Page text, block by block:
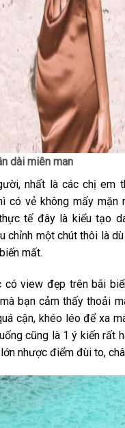
dài miên man
nhất là các chị em
có vẻ không mấy mặn
tế đây là kiểu tạo
chỉnh một chút thôi là
mất.
có view đẹp trên bãi
bạn cảm thấy thoải
cận, khéo léo để xa
cũng là 1 ý kiến rất
nhược điểm đùi to,